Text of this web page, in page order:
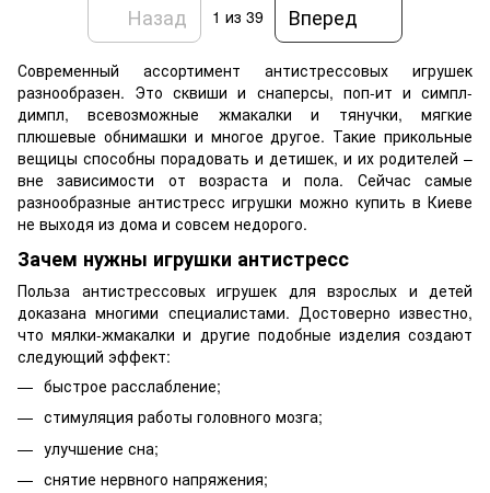
Современный ассортимент антистрессовых игрушек
разнообразен. Это сквиши и снаперсы, поп-ит и симпл-
димпл, всевозможные жмакалки и тянучки, мягкие
плюшевые обнимашки и многое другое. Такие прикольные
вещицы способны порадовать и детишек, и их родителей –
вне зависимости от возраста и пола. Сейчас самые
разнообразные антистресс игрушки можно купить в Киеве
не выходя из дома и совсем недорого.
Зачем нужны игрушки антистресс
Польза антистрессовых игрушек для взрослых и детей
доказана многими специалистами. Достоверно известно,
что мялки-жмакалки и другие подобные изделия создают
следующий эффект:
быстрое расслабление;
стимуляция работы головного мозга;
улучшение сна;
снятие нервного напряжения;
Назад 1 из 39 Вперед